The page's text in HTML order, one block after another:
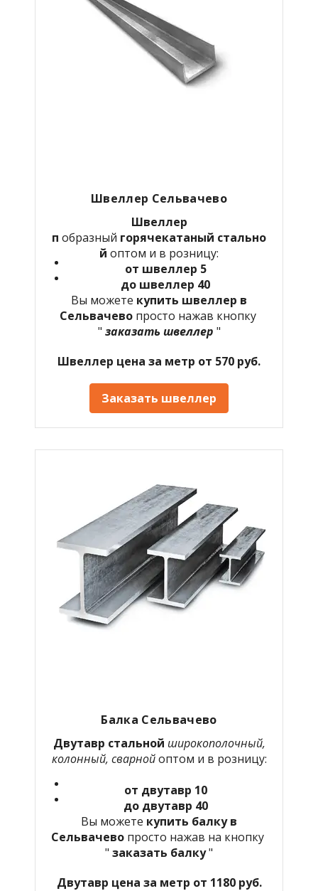
Швеллер Сельвачево
Швеллер
п образный горячекатаный стально
й оптом и в розницу:
от швеллер 5
до швеллер 40
Вы можете купить швеллер в
Сельвачевопросто нажав кнопку
" заказать швеллер "
Швеллер цена за метр от 570 руб.
Заказать швеллер
Балка Сельвачево
Двутавр стальной широкополочный,
колонный, сварнойоптом и в розницу:
от двутавр 10
до двутавр 40
Вы можете купить балку в
Сельвачево просто нажав на кнопку
" заказать балку"
Двутавр цена за метр от 1180 руб.